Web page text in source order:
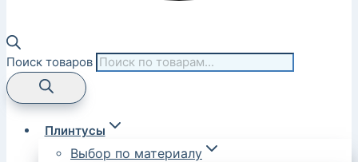
Поиск товаров
Плинтусы
Выбор по материалу